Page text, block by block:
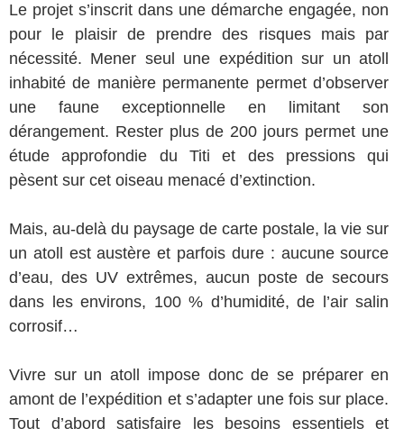
Le projet s’inscrit dans une démarche engagée, non
pour le plaisir de prendre des risques mais par
nécessité. Mener seul une expédition sur un atoll
inhabité de manière permanente permet d’observer
une faune exceptionnelle en limitant son
dérangement. Rester plus de 200 jours permet une
étude approfondie du Titi et des pressions qui
pèsent sur cet oiseau menacé d’extinction.
Mais, au-delà du paysage de carte postale, la vie sur
un atoll est austère et parfois dure : aucune source
d’eau, des UV extrêmes, aucun poste de secours
dans les environs, 100 % d’humidité, de l’air salin
corrosif…
Vivre sur un atoll impose donc de se préparer en
amont de l’expédition et s’adapter une fois sur place.
Tout d’abord satisfaire les besoins essentiels et